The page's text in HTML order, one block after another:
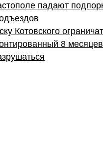
падают
Котовского
8 месяцев